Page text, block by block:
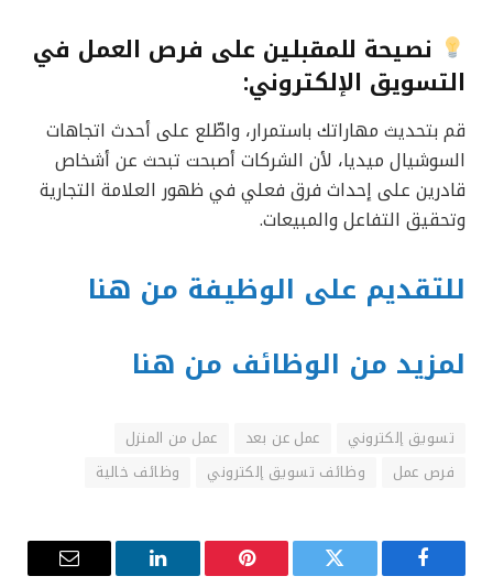
نصيحة للمقبلين على فرص العمل في
التسويق الإلكتروني:
قم بتحديث مهاراتك باستمرار، واطّلع على أحدث اتجاهات
السوشيال ميديا، لأن الشركات أصبحت تبحث عن أشخاص
قادرين على إحداث فرق فعلي في ظهور العلامة التجارية
وتحقيق التفاعل والمبيعات.
للتقديم على الوظيفة من هنا
لمزيد من الوظائف من هنا
تسويق إلكتروني عمل عن بعد
عمل من المنزل
فرص عمل
وظائف تسويق إلكتروني وظائف خالية
فيسبوك تويتر بينتيريست لينكدإن
البريد